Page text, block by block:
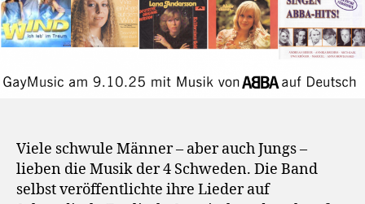
Viele schwule Männer – aber auch Jungs –
lieben die Musik der 4 Schweden. Die Band
selbst veröffentlichte ihre Lieder auf